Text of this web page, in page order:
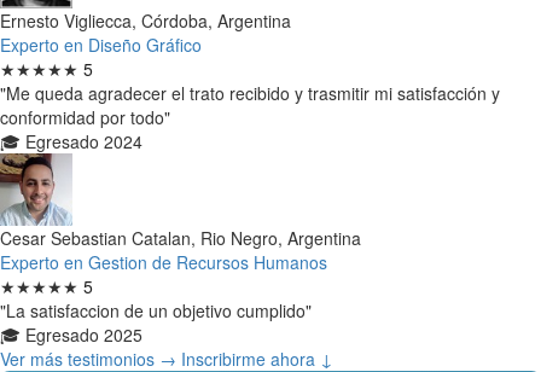
Ernesto Vigliecca, Córdoba, Argentina
Experto en Diseño Gráfico
★★★★★ 5
"Me queda agradecer el trato recibido y trasmitir mi satisfacción y
conformidad por todo"
🎓 Egresado 2024
Cesar Sebastian Catalan, Rio Negro, Argentina
Experto en Gestion de Recursos Humanos
★★★★★ 5
"La satisfaccion de un objetivo cumplido"
🎓 Egresado 2025
Ver más testimonios → Inscribirme ahora ↓